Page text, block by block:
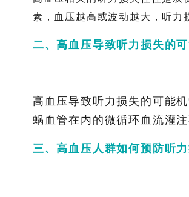
素，血压越高或波动越大，听力
二、高血压导致听力损失的
高血压导致听力损失的可能
蜗血管在内的微循环血流灌
三、高血压人群如何预防听